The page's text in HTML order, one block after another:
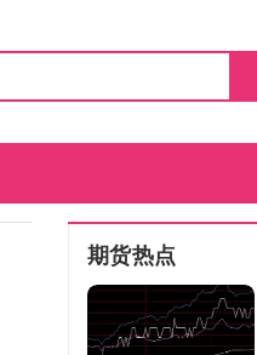
期货热点